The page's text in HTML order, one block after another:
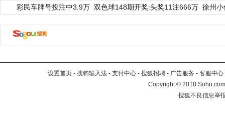
彩民车牌号投注中3.9万 双色球148期开奖:头奖11注666万 徐州
设置首页 - 搜狗输入法 - 支付中心 - 搜狐招聘 - 广告服务 - 客服中心
Copyright©2018
搜狐不良信息举